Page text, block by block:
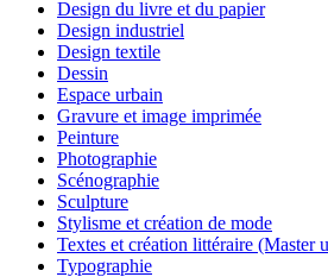
Design du livre et du papier
Design industriel
Design textile
Dessin
Espace urbain
Gravure et image imprimée
Peinture
Photographie
Scénographie
Sculpture
Stylisme et création de mode
Textes et création littéraire (Master
Typographie